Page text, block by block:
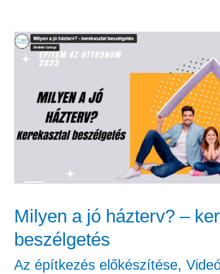
Milyen a jó házterv? –
beszélgetés
Az építkezés előkészítése,
Milyen
házterv?
–
beszélgetés